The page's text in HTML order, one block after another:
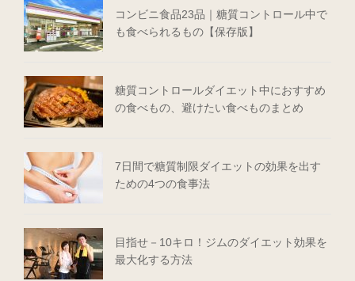
コンビニ食品23品｜糖質コントロール中で
も食べられるもの【保存版】
糖質コントロールダイエット中におすすめ
の食べもの、避けたい食べものまとめ
7日間で糖質制限ダイエットの効果を出す
ための4つの食事法
目指せ－10キロ！ジムのダイエット効果を
最大化する方法